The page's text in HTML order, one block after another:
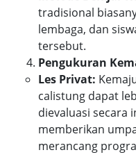
tradisional
lembaga, dan
tersebut.
Pengukuran
Les Privat:
calistung dapat
dievaluasi secara
memberikan
merancang